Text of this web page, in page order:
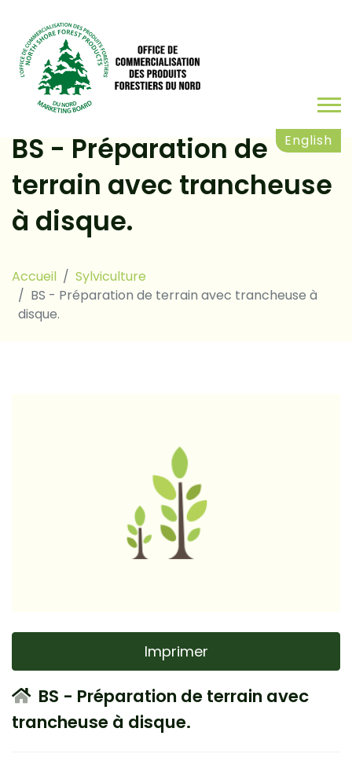
English
BS - Préparation de
terrain avec trancheuse
à disque.
Accueil
Sylviculture
BS - Préparation de terrain avec trancheuse à
disque.
Imprimer
BS - Préparation de terrain avec
trancheuse à disque.